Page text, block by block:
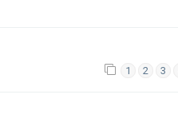
1 2 3